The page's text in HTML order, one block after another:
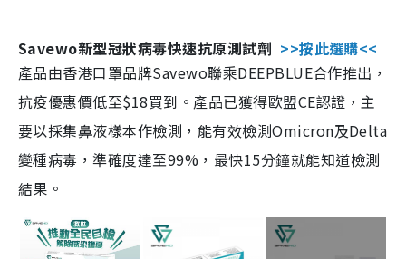
Savewo新型冠狀病毒快速抗原測試劑 >>按此選購<<
產品由香港口罩品牌Savewo聯乘DEEPBLUE合作推出，
抗疫優惠價低至$18買到。產品已獲得歐盟CE認證，主
要以採集鼻液樣本作檢測，能有效檢測Omicron及Delta
變種病毒，準確度達至99%，最快15分鐘就能知道檢測
結果。